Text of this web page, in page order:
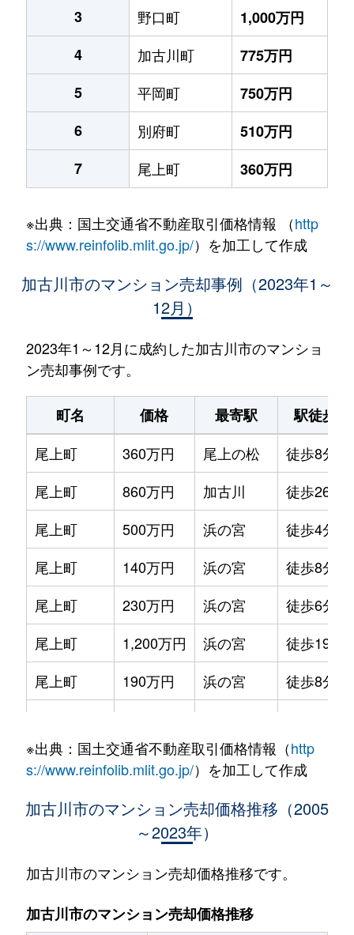
3
野口町
1,000万円
4
加古川町
775万円
5
平岡町
750万円
6
別府町
510万円
7
尾上町 360万円
※出典：国土交通省不動産取引価格情報 （http
s://www.reinfolib.mlit.go.jp/）を加工して作成
加古川市のマンション売却事例（2023年1～
12月）
2023年1～12月に成約した加古川市のマンショ
ン売却事例です。
町名 価格 最寄駅
駅徒歩
尾上町
360万円 尾上の松
徒歩8分
尾上町
860万円 加古川
徒歩26分
尾上町
500万円 浜の宮
徒歩4分
尾上町
140万円 浜の宮
徒歩8分
尾上町
230万円 浜の宮
徒歩6分
尾上町
1,200万円 浜の宮
徒歩19分
尾上町
190万円 浜の宮
徒歩8分
加古川町
800万円 加古川
徒歩14分
1,800万円 加古川
加古川町
880万円 加古川
加古川町
750万円 加古川
※出典：国土交通省不動産取引価格情報（http
s://www.reinfolib.mlit.go.jp/）を加工して作成
加古川市のマンション売却価格推移（2005
～2023年）
加古川市のマンション売却価格推移です。
加古川市のマンション売却価格推移